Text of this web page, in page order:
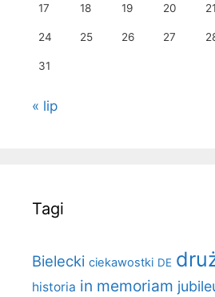
17 18 19 20 21
24 25 26 27
31
« lip
Tagi
Bielecki ciekawostki DE
historia in memoriam